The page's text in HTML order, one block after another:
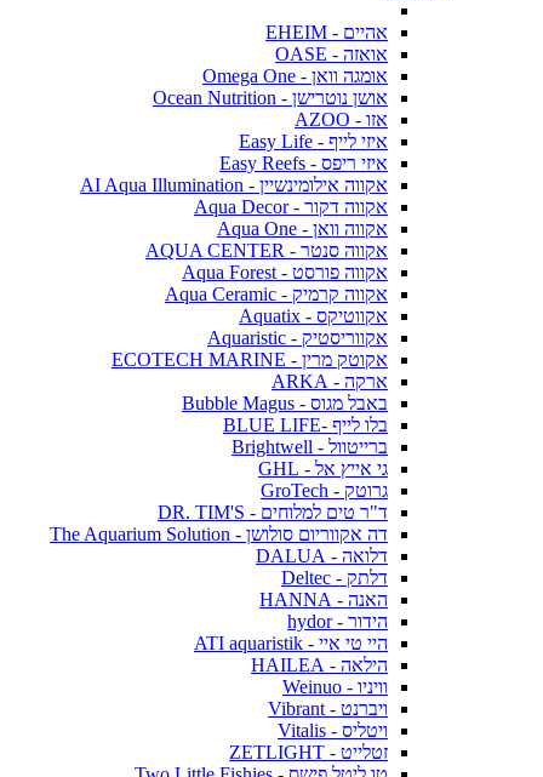
אהיים - EHEIM
אואזה - OASE
אומגה וואן - Omega One
אושן נוטרישן - Ocean Nutrition
אזו - AZOO
איזי לייף - Easy Life
איזי ריפס - Easy Reefs
אקווה אילומינשיין - AI Aqua Illumination
אקווה דקור - Aqua Decor
אקווה וואן - Aqua One
אקווה סנטר - AQUA CENTER
אקווה פורסט - Aqua Forest
אקווה קרמיק - Aqua Ceramic
אקווטיקס - Aquatix
אקווריסטיק - Aquaristic
אקוטק מרין - ECOTECH MARINE
ארקה - ARKA
באבל מגוס - Bubble Magus
בלו לייף -BLUE LIFE
ברייטוול - Brightwell
גי אייץ אל - GHL
גרוטק - GroTech
ד"ר טים למלוחים - DR. TIM'S
דה אקווריום סולושן - The Aquarium Solution
דלואה - DALUA
דלתק - Deltec
האנה - HANNA
הידור - hydor
היי טי איי - ATI aquaristik
הילאה - HAILEA
וויניו - Weinuo
ויברנט - Vibrant
ויטליס - Vitalis
זטלייט - ZETLIGHT